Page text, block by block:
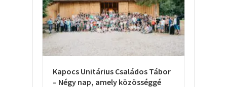
Kapocs Unitárius Családos Tábor
– Négy nap, amely közösséggé